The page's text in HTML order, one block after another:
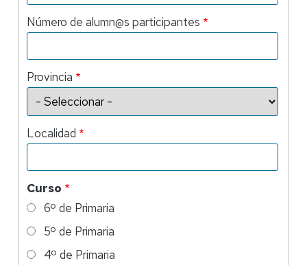
Número de alumn@s participantes
Provincia
Localidad
Curso
6º de Primaria
5º de Primaria
4º de Primaria